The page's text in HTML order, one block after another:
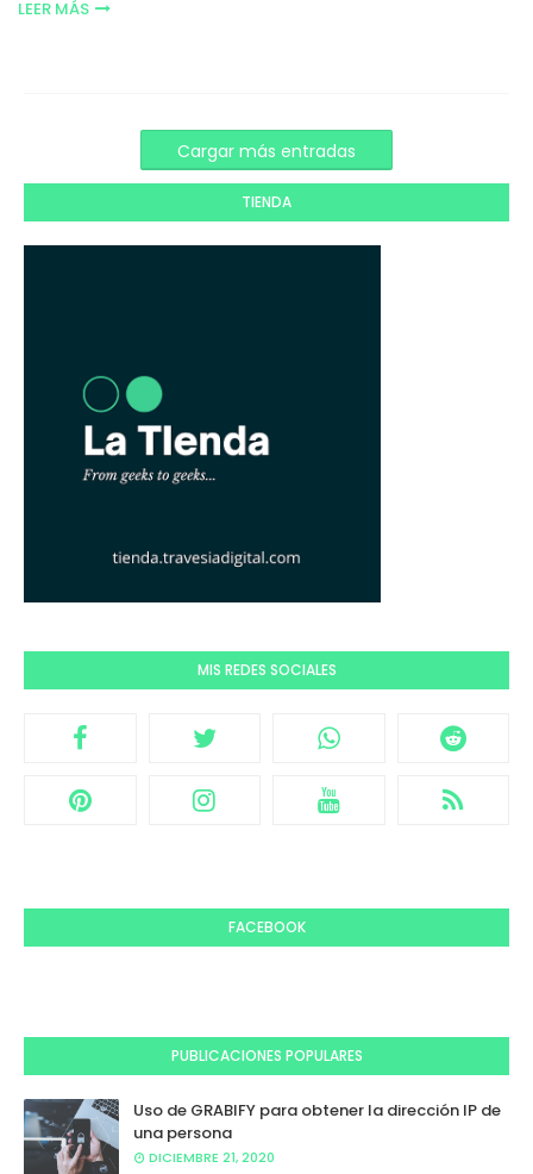
LEER MÁS
Cargar más entradas
TIENDA
MIS REDES SOCIALES
FACEBOOK
PUBLICACIONES POPULARES
Uso de GRABIFY para obtener la dirección IP de
una persona
DICIEMBRE 21, 2020